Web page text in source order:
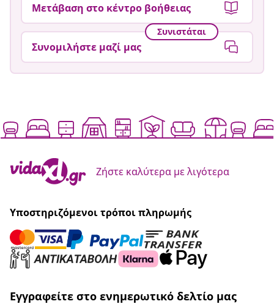
Μετάβαση στο κέντρο βοήθειας
Συνιστάται
Συνομιλήστε μαζί μας
Ζήστε καλύτερα με λιγότερα
Υποστηριζόμενοι τρόποι πληρωμής
Εγγραφείτε στο ενημερωτικό δελτίο μας